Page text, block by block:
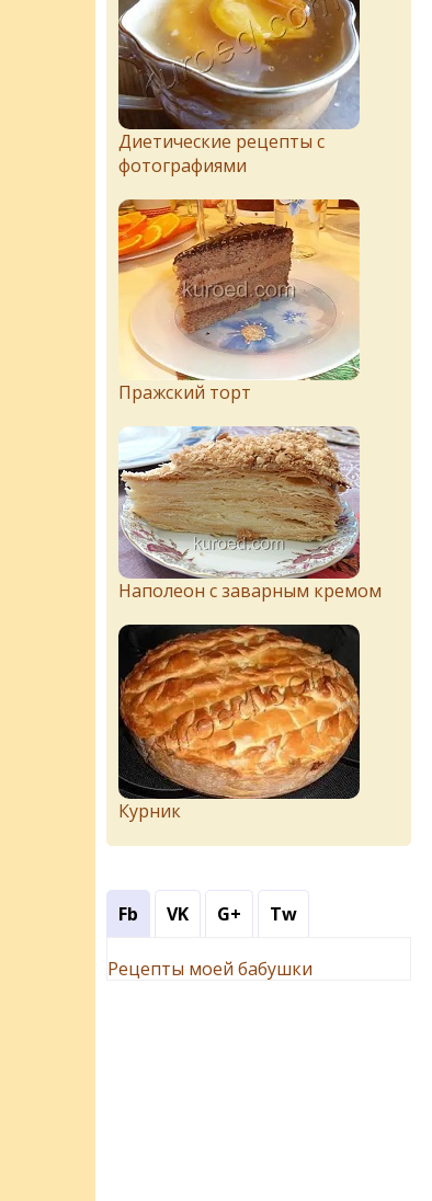
Диетические рецепты с
фотографиями
Пражский торт
Наполеон с заварным кремом
Курник
Fb VK G+ Tw
Рецепты моей бабушки